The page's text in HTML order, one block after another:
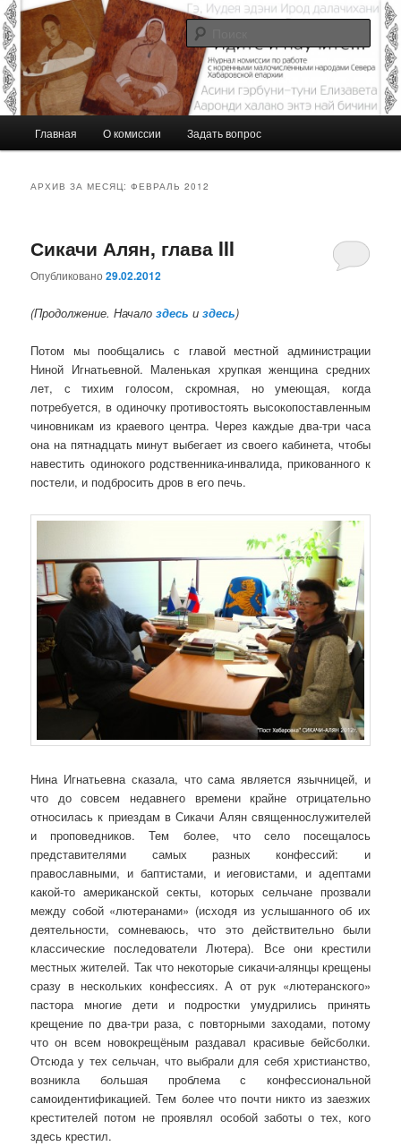
Перейти
к
основному
содержимому
Перейти
к
дополнительному
содержимому
Идите и научите…
Журнал Комиссии по работе с малочисленными коренными народами
Севера Хабаровской епархии
Главная О комиссии Задать вопрос
АРХИВ ЗА МЕСЯЦ:ФЕВРАЛЬ 2012
Сикачи Алян, глава III
Опубликовано29.02.2012
(Продолжение. Началоздесь издесь)
Потом мы пообщались с главой местной администрации
Ниной Игнатьевной. Маленькая хрупкая женщина средних
лет, с тихим голосом, скромная, но умеющая, когда
потребуется, в одиночку противостоять высокопоставленным
чиновникам из краевого центра. Через каждые два-три часа
она на пятнадцать минут выбегает из своего кабинета, чтобы
навестить одинокого родственника-инвалида, прикованного к
постели, и подбросить дров в его печь.
Нина Игнатьевна сказала, что сама является язычницей, и
что до совсем недавнего времени крайне отрицательно
относилась к приездам в Сикачи Алян священнослужителей
и проповедников. Тем более, что село посещалось
представителями самых разных конфессий: и
православными, и баптистами, и иеговистами, и адептами
какой-то американской секты, которых сельчане прозвали
между собой «лютеранами» (исходя из услышанного об их
деятельности, сомневаюсь, что это действительно были
классические последователи Лютера). Все они крестили
местных жителей. Так что некоторые сикачи-алянцы крещены
сразу в нескольких конфессиях. А от рук «лютеранского»
пастора многие дети и подростки умудрились принять
крещение по два-три раза, с повторными заходами, потому
что он всем новокрещёным раздавал красивые бейсболки.
Отсюда у тех сельчан, что выбрали для себя христианство,
возникла большая проблема с конфессиональной
самоидентификацией. Тем более что почти никто из заезжих
крестителей потом не проявлял особой заботы о тех, кого
здесь крестил.